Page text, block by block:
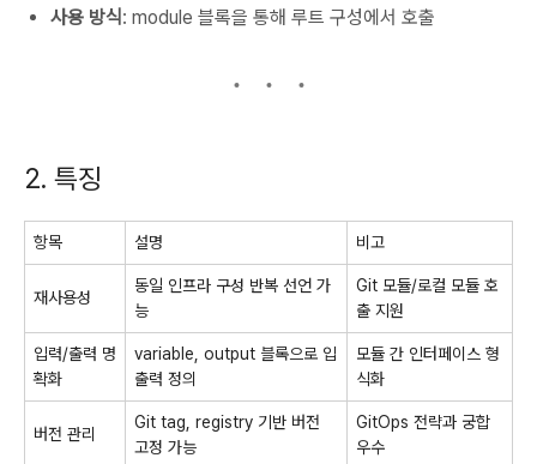
사용 방식 : module 블록을 통해 루트 구성에서 호출
2. 특징
항목 설명 비고
재사용성
동일 인프라 구성 반복 선언 가
능
Git 모듈/로컬 모듈 호
출 지원
입력/출력 명
확화
variable, output 블록으로 입
출력 정의
모듈 간 인터페이스 형
식화
버전 관리
Git tag, registry 기반 버전
고정 가능
GitOps 전략과 궁합
우수